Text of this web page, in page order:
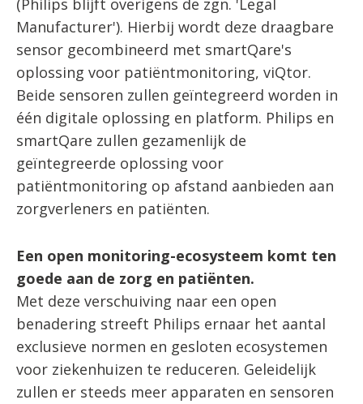
(Philips blijft overigens de zgn. 'Legal
Manufacturer'). Hierbij wordt deze draagbare
sensor gecombineerd met smartQare's
oplossing voor patiëntmonitoring, viQtor.
Beide sensoren zullen geïntegreerd worden in
één digitale oplossing en platform. Philips en
smartQare zullen gezamenlijk de
geïntegreerde oplossing voor
patiëntmonitoring op afstand aanbieden aan
zorgverleners en patiënten.
Een open monitoring-ecosysteem komt ten
goede aan de zorg en patiënten.
Met deze verschuiving naar een open
benadering streeft Philips ernaar het aantal
exclusieve normen en gesloten ecosystemen
voor ziekenhuizen te reduceren. Geleidelijk
zullen er steeds meer apparaten en sensoren